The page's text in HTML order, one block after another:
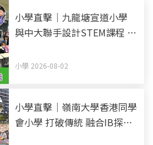
小學直擊｜九龍塘宣道小學
與中大聯手設計STEM課程 注
能
小學 2026-08-02
小學直擊｜嶺南大學香港同學
會小學 打破傳統 融合IB探究